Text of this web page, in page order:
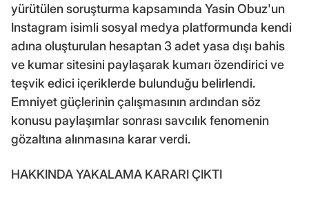
yürütülen soruşturma kapsamında Yasin Obuz'un
Instagram isimli sosyal medya platformunda kendi
adına oluşturulan hesaptan 3 adet yasa dışı bahis
ve kumar sitesini paylaşarak kumarı özendirici ve
teşvik edici içeriklerde bulunduğu belirlendi.
Emniyet güçlerinin çalışmasının ardından söz
konusu paylaşımlar sonrası savcılık fenomenin
gözaltına alınmasına karar verdi.
HAKKINDA YAKALAMA KARARI ÇIKTI